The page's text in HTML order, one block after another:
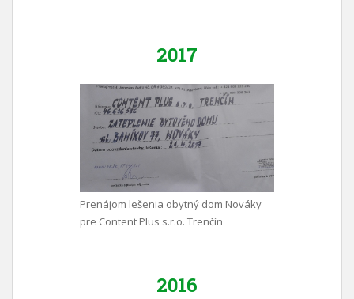
2017
Prenájom lešenia obytný dom Nováky
pre Content Plus s.r.o. Trenčín
2016